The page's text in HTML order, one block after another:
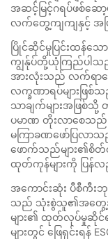
အဆင့်မြင့်ဂရပ်ဖစ်ဆ
လက်တွေ့ကျကျနှင့် အ
ပြိုင်ဆိုင်မှုပြင်းထန်
ကျွန်ုပ်တို့ယုံကြည်ပါသ
အားလုံးသည် လက်ရာမ
လက္ခဏာရပ်များဖြစ်
သာချက်များအဖြစ်သို့
ပမာဏ တိုးလာစေသ
မကြာခဏဖော်ပြလ
ဖောက်သည်များ၏စိ
ထုတ်ကုန်များကို ပြန်
အကောင်းဆုံး ပီစီကီး
သည် သုံးစွဲသူ၏အတွေ့
များ၏ ထုတ်လုပ်မှုဆိုင်ရ
များတွင် ဖြေရှင်းရန်